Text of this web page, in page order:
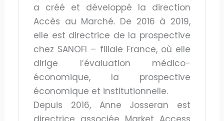
a créé et développé la direction
Accès au Marché. De 2016 à 2019,
elle est directrice de la prospective
chez SANOFI – filiale France, où elle
dirige l’évaluation médico-
économique, la prospective
économique et institutionnelle.
Depuis 2016, Anne Josseran est